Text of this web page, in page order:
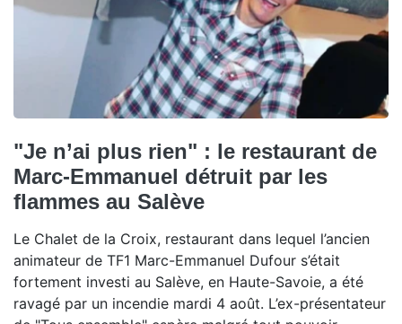
"Je n’ai plus rien" : le restaurant de
Marc-Emmanuel détruit par les
flammes au Salève
Le Chalet de la Croix, restaurant dans lequel l’ancien
animateur de TF1 Marc-Emmanuel Dufour s’était
fortement investi au Salève, en Haute-Savoie, a été
ravagé par un incendie mardi 4 août. L’ex-présentateur